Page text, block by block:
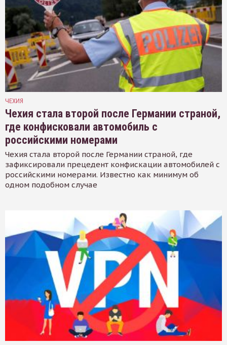
ЧЕХИЯ
Чехия стала второй после Германии страной,
где конфисковали автомобиль с
российскими номерами
Чехия стала второй после Германии страной, где
зафиксировали прецедент конфискации автомобилей с
российскими номерами. Известно как минимум об
одном подобном случае